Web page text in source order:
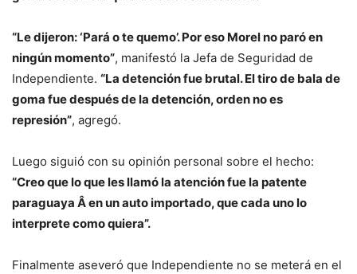
“Le dijeron: ‘Pará o te quemo’. Por eso Morel no paró en
ningún momento”, manifestó la Jefa de Seguridad de
Independiente. “La detención fue brutal. El tiro de bala de
goma fue después de la detención, orden no es
represión”, agregó.
Luego siguió con su opinión personal sobre el hecho:
“Creo que lo que les llamó la atención fue la patente
paraguaya Â en un auto importado, que cada uno lo
interprete como quiera”.
Finalmente aseveró que Independiente no se meterá en el